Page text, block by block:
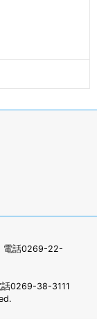
電話0269-22-
0269-38-3111